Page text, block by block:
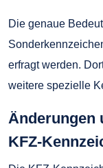
Die genaue
erfragt werden.
weitere spezielle
Änderungen
KFZ-